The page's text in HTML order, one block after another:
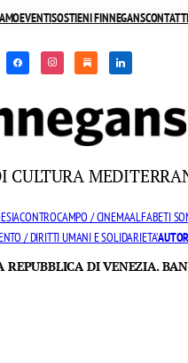
EVENTISOSTIENI FINNEGANSCONTATTI
facebookinstagram
substacklinkedin
CULTURA
CONTROCAMPO / CINEMAALFABETI
/ DIRITTI UMANI E SOLIDARIETA’
REPUBBLICA DI VENEZIA.